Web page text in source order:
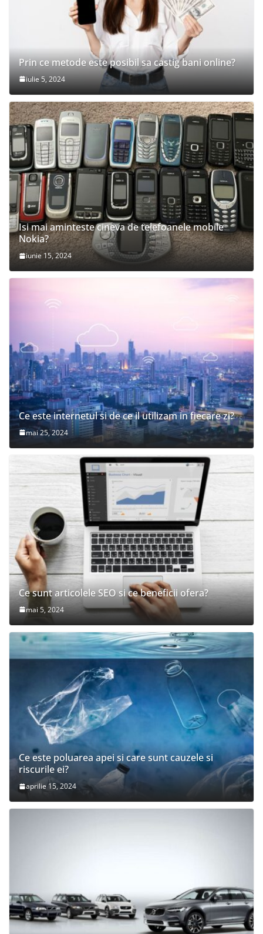
Prin ce metode este posibil sa castig bani online?
iulie 5, 2024
Isi mai aminteste cineva de telefoanele mobile
Nokia?
iunie 15, 2024
Ce este internetul si de ce il utilizam in fiecare zi?
mai 25, 2024
Ce sunt articolele SEO si ce beneficii ofera?
mai 5, 2024
Ce este poluarea apei si care sunt cauzele si
riscurile ei?
aprilie 15, 2024